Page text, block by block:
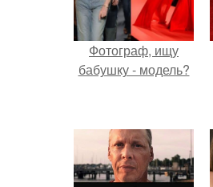
Фотограф, ищу
бабушку - модель?